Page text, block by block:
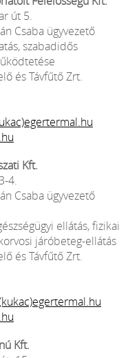
út 5.
Csaba ügyvezető
szabadidős
és Távfűtő Zrt.
Kft.
4.
Csaba ügyvezető
ellátás, fizikai
járóbeteg-ellátás
és Távfűtő Zrt.
Kft.